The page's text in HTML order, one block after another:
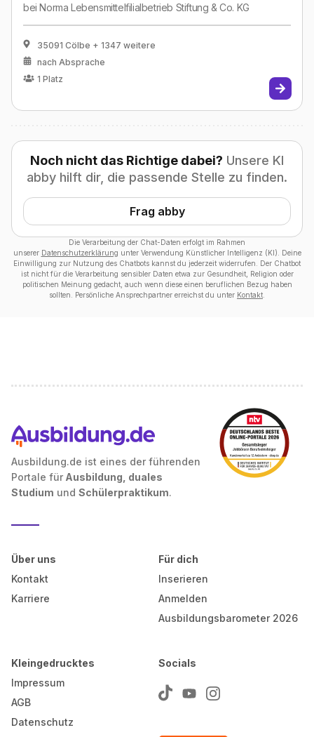
beiNorma Lebensmittelfilialbetrieb Stiftung & Co. KG
35091 Cölbe + 1347 weitere
nach Absprache
1 Platz
Noch nicht das Richtige dabei? Unsere KI
abby hilft dir, die passende Stelle zu finden.
Frag abby
Die Verarbeitung der Chat-Daten erfolgt im Rahmen
unserer Datenschutzerklärung unter Verwendung Künstlicher Intelligenz (KI). Deine
Einwilligung zur Nutzung des Chatbots kannst du jederzeit widerrufen. Der Chatbot
ist nicht für die Verarbeitung sensibler Daten etwa zur Gesundheit, Religion oder
politischen Meinung gedacht, auch wenn diese einen beruflichen Bezug haben
sollten. Persönliche Ansprechpartner erreichst du unter Kontakt
Ausbildung.de ist eines der führenden
Portale für Ausbildung, duales
Studium und Schülerpraktikum.
Über uns
Kontakt
Karriere
Für dich
Inserieren
Anmelden
Ausbildungsbarometer 2026
Kleingedrucktes
Impressum
AGB
Datenschutz
Socials